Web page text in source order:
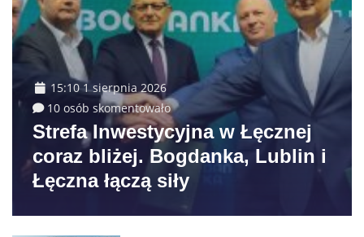
15:10 1 sierpnia 2026
10 osób skomentowało
Strefa Inwestycyjna w Łęcznej
coraz bliżej. Bogdanka, Lublin i
Łęczna łączą siły